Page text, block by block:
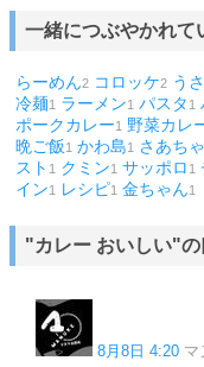
一緒につぶやかれて
らーめん2 コロッケ2 う
冷麺1 ラーメン1 パスタ 1
ポークカレー1 野菜カレ
晩ご飯1 かわ島1 さあち
スト 1 クミン1 サッポロ 1
イン1 レシピ1 金ちゃん1
"カレー おいしい"
8月8日 4:20 マ